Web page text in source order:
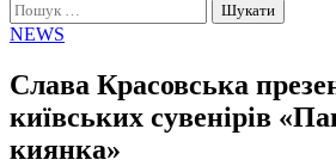
Пошук:
NEWS
Слава Красовська
київських сувенірів
киянка»